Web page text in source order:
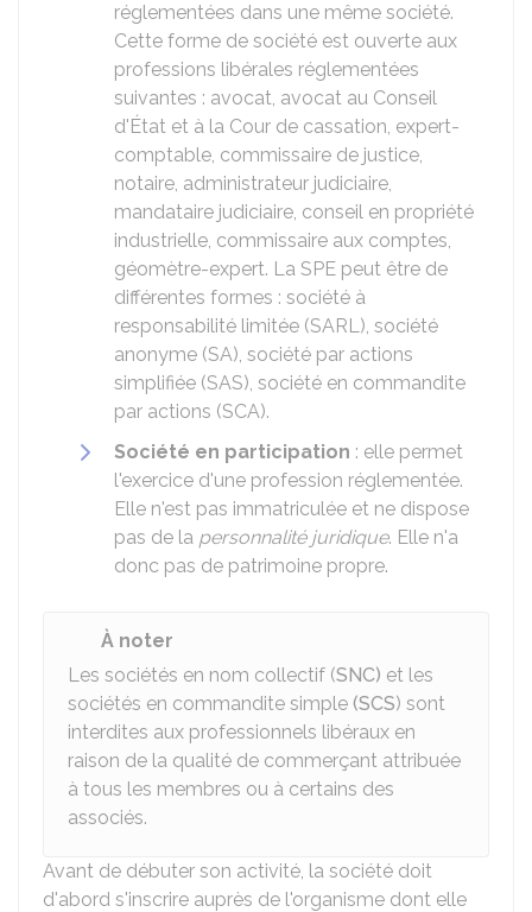
réglementées dans une même société.
Cette forme de société est ouverte aux
professions libérales réglementées
suivantes : avocat, avocat au Conseil
d'État et à la Cour de cassation, expert-
comptable, commissaire de justice,
notaire, administrateur judiciaire,
mandataire judiciaire, conseil en propriété
industrielle, commissaire aux comptes,
géomètre-expert. La SPE peut être de
différentes formes : société à
responsabilité limitée (SARL), société
anonyme (SA), société par actions
simplifiée (SAS), société en commandite
par actions (SCA).
Société en participation : elle permet
l'exercice d'une profession réglementée.
Elle n'est pas immatriculée et ne dispose
pas de la personnalité juridique. Elle n'a
donc pas de patrimoine propre.
À noter
Les sociétés en nom collectif (SNC) et les
sociétés en commandite simple (SCS) sont
interdites aux professionnels libéraux en
raison de la qualité de commerçant attribuée
à tous les membres ou à certains des
associés.
Avant de débuter son activité, la société doit
d'abord s'inscrire auprès de l'organisme dont elle